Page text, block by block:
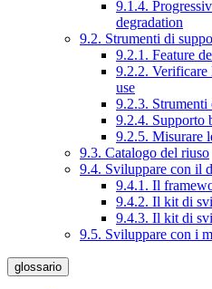
9.1.4.
degradation
9.2. Strumenti di
9.2.1. Feature
9.2.2.
use
9.2.3. Strumenti
9.2.4. Supporto
9.2.5. Misurare
9.3. Catalogo del riuso
9.4. Sviluppare con il
9.4.1. Il
9.4.2. Il kit di
9.4.3. Il kit di
9.5. Sviluppare con i
glossario